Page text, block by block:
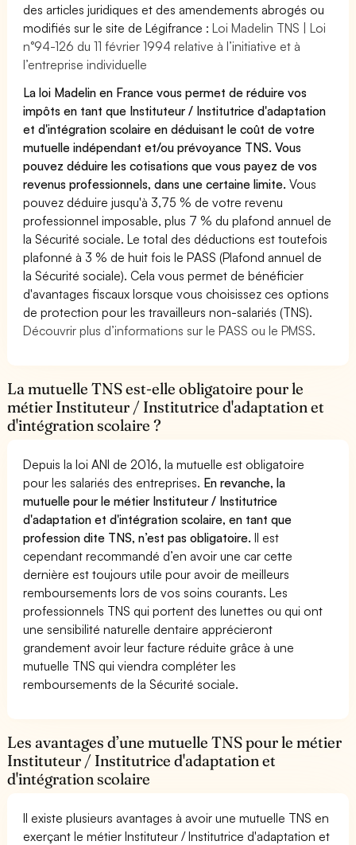
des articles juridiques et des amendements abrogés ou
modifiés sur le site de Légifrance :Loi Madelin TNS | Loi
n°94-126 du 11 février 1994 relative à l’initiative et à
l’entreprise individuelle
La loi Madelin en France vous permet de réduire vos
impôts en tant que Instituteur / Institutrice d'adaptation
et d'intégration scolaire en déduisant le coût de votre
mutuelle indépendant et/ou prévoyance TNS. Vous
pouvez déduire les cotisations que vous payez de vos
revenus professionnels, dans une certaine limite.Vous
pouvez déduire jusqu'à 3,75 % de votre revenu
professionnel imposable, plus 7 % du plafond annuel de
la Sécurité sociale. Le total des déductions est toutefois
plafonné à 3 % de huit fois le PASS (Plafond annuel de
la Sécurité sociale). Cela vous permet de bénéficier
d'avantages fiscaux lorsque vous choisissez ces options
de protection pour les travailleurs non-salariés (TNS).
Découvrir plus d’informations sur le PASS ou le PMSS.
La mutuelle TNS est-elle obligatoire pour le
métier Instituteur / Institutrice d'adaptation et
d'intégration scolaire ?
Depuis la loi ANI de 2016, la mutuelle est obligatoire
pour les salariés des entreprises. En revanche, la
mutuelle pour le métier Instituteur / Institutrice
d'adaptation et d'intégration scolaire, en tant que
profession dite TNS, n’est pas obligatoire.Il est
cependant recommandé d’en avoir une car cette
dernière est toujours utile pour avoir de meilleurs
remboursements lors de vos soins courants. Les
professionnels TNS qui portent des lunettes ou qui ont
une sensibilité naturelle dentaire apprécieront
grandement avoir leur facture réduite grâce à une
mutuelle TNS qui viendra compléter les
remboursements de la Sécurité sociale.
Les avantages d’une mutuelle TNS pour le métier
Instituteur / Institutrice d'adaptation et
d'intégration scolaire
Il existe plusieurs avantages à avoir une mutuelle TNS en
exerçant le métier Instituteur / Institutrice d'adaptation et